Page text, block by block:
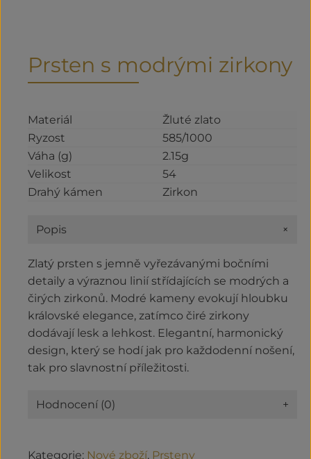
Prsten s modrými zirkony
Materiál
Žluté zlato
Ryzost
585/1000
Váha (g)
2.15g
Velikost
54
Drahý kámen
Zirkon
Popis +
Zlatý prsten s jemně vyřezávanými bočními
detaily a výraznou linií střídajících se modrých a
čirých zirkonů. Modré kameny evokují hloubku
královské elegance, zatímco čiré zirkony
dodávají lesk a lehkost. Elegantní, harmonický
design, který se hodí jak pro každodenní nošení,
tak pro slavnostní příležitosti.
Hodnocení (0) +
Kategorie: Nové zboží, Prsteny